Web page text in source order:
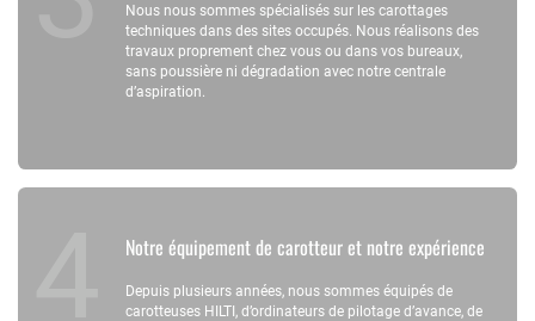
Nous nous sommes spécialisés sur les carottages
techniques dans des sites occupés. Nous réalisons des
travaux proprement chez vous ou dans vos bureaux,
sans poussière ni dégradation avec notre centrale
d’aspiration.
Notre équipement de carotteur et notre expérience
Depuis plusieurs années, nous sommes équipés de
carotteuses HILTI, d’ordinateurs de pilotage d’avance, de